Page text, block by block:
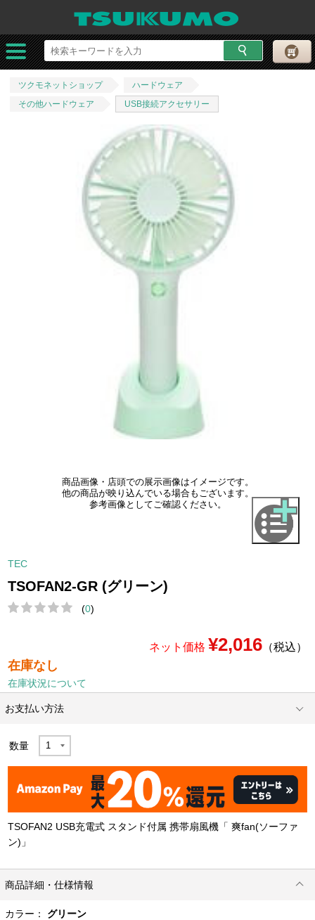
ツクモネットショップ
ハードウェア
その他ハードウェア
USB接続アクセサリー
商品画像・店頭での展示画像はイメージです。
他の商品が映り込んでいる場合もございます。
参考画像としてご確認ください。
TEC
TSOFAN2-GR (グリーン)
(0)
ネット価格 ¥2,016（税込）
在庫なし
在庫状況について
お支払い方法
数量
TSOFAN2 USB充電式 スタンド付属 携帯扇風機「 爽fan(ソーファ
ン)」
商品詳細・仕様情報
カラー： グリーン